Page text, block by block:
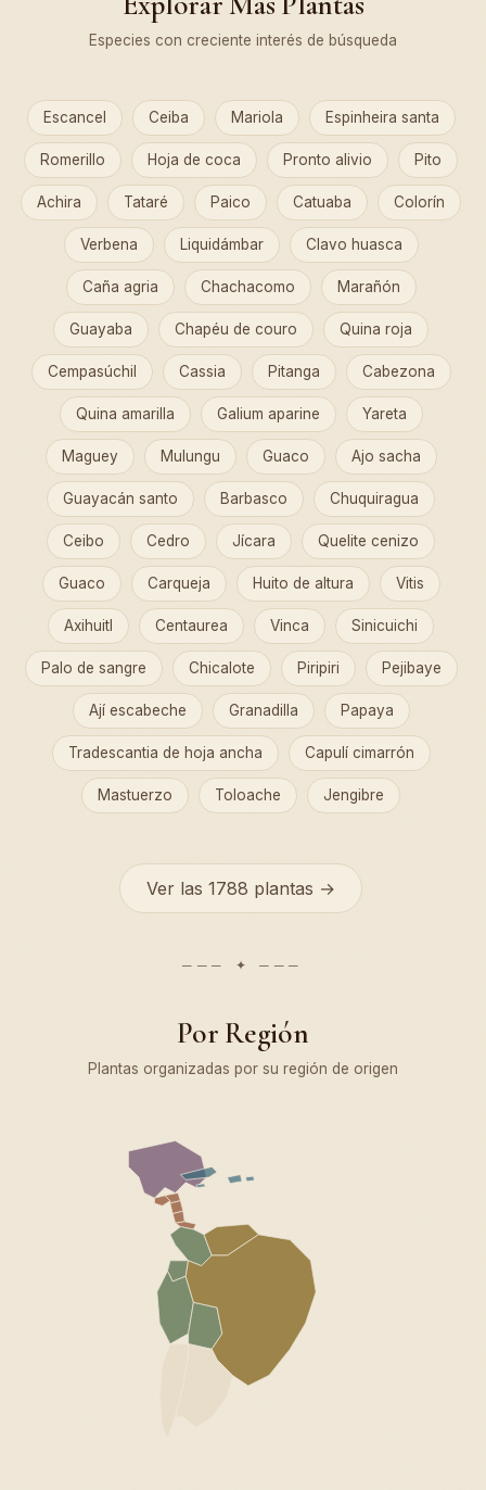
Especies con creciente interés de búsqueda
Escancel Ceiba Mariola Espinheira santa
Romerillo Hoja de coca Pronto alivio Pito
Achira Tataré Paico Catuaba Colorín
Verbena Liquidámbar Clavo huasca
Caña agria Chachacomo Marañón
Guayaba Chapéu de couro Quina roja
Cempasúchil Cassia Pitanga Cabezona
Quina amarilla Galium aparine Yareta
Maguey Mulungu Guaco Ajo sacha
Guayacán santo Barbasco Chuquiragua
Ceibo Cedro Jícara Quelite cenizo
Guaco Carqueja Huito de altura Vitis
Axihuitl Centaurea Vinca Sinicuichi
Palo de sangre Chicalote Piripiri Pejibaye
Ají escabeche Granadilla Papaya
Tradescantia de hoja ancha Capulí cimarrón
Mastuerzo Toloache Jengibre
Ver las 1788 plantas →
Por Región
Plantas organizadas por su región de origen